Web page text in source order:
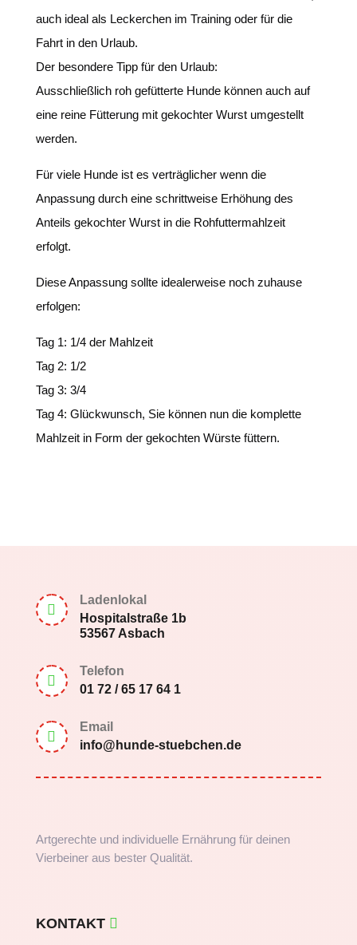
auch ideal als Leckerchen im Training oder für die
Fahrt in den Urlaub.
Der besondere Tipp für den Urlaub:
Ausschließlich roh gefütterte Hunde können auch auf
eine reine Fütterung mit gekochter Wurst umgestellt
werden.
Für viele Hunde ist es verträglicher wenn die
Anpassung durch eine schrittweise Erhöhung des
Anteils gekochter Wurst in die Rohfuttermahlzeit
erfolgt.
Diese Anpassung sollte idealerweise noch zuhause
erfolgen:
Tag 1: 1/4 der Mahlzeit
Tag 2: 1/2
Tag 3: 3/4
Tag 4: Glückwunsch, Sie können nun die komplette
Mahlzeit in Form der gekochten Würste füttern.

Ladenlokal
Hospitalstraße 1b
53567 Asbach

Telefon
01 72 / 65 17 64 1

Email
info@hunde-stuebchen.de
Artgerechte und individuelle Ernährung für deinen
Vierbeiner aus bester Qualität.
KONTAKT